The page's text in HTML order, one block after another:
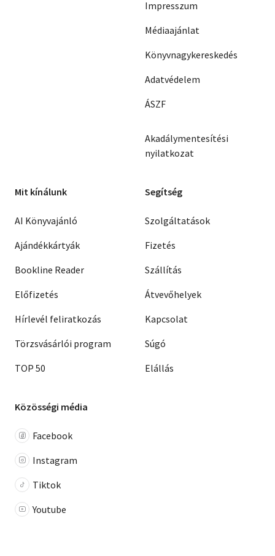
Impresszum
Médiaajánlat
Könyvnagykereskedés
Adatvédelem
ÁSZF
Akadálymentesítési
nyilatkozat
Mit kínálunk
AI Könyvajánló
Ajándékkártyák
Bookline Reader
Előfizetés
Hírlevél feliratkozás
Törzsvásárlói program
TOP 50
Segítség
Szolgáltatások
Fizetés
Szállítás
Átvevőhelyek
Kapcsolat
Súgó
Elállás
Közösségi média
Facebook
Instagram
Tiktok
Youtube